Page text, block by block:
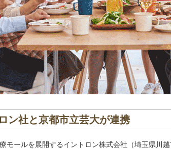
ン社と京都市立芸大が連携
モールを展開するイントロン株式会社（埼玉県川